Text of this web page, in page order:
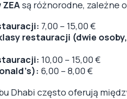
są różnorodne, zależne
7,00 – 15,00 €
restauracji (dwie
10,00 – 15,00 €
6,00 – 8,00 €
Dhabi często oferują